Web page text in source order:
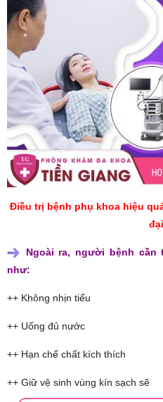
Điều trị bệnh phụ khoa hiệu
Ngoài ra, người bệnh
như:
++ Không nhịn tiểu
++ Uống đủ nước
++ Hạn chế chất kích thích
++ Giữ vệ sinh vùng kín sạch sẽ